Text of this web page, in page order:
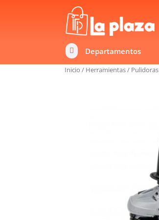
 Departamentos
Inicio / Herramientas/ Pulidoras